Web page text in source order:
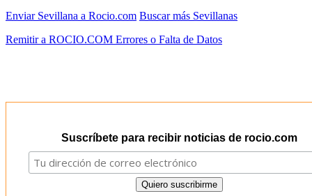
Enviar Sevillana a Rocio.com Buscar más Sevillanas
Remitir a ROCIO.COM Errores o Falta de Datos
Suscríbete para recibir noticias de rocio.com